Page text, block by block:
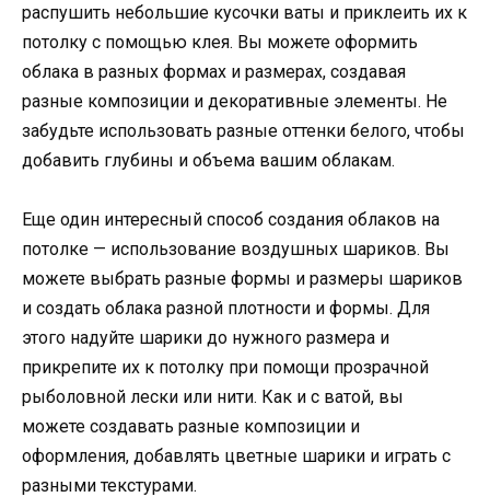
распушить небольшие кусочки ваты и приклеить их к
потолку с помощью клея. Вы можете оформить
облака в разных формах и размерах, создавая
разные композиции и декоративные элементы. Не
забудьте использовать разные оттенки белого, чтобы
добавить глубины и объема вашим облакам.
Еще один интересный способ создания облаков на
потолке — использование воздушных шариков. Вы
можете выбрать разные формы и размеры шариков
и создать облака разной плотности и формы. Для
этого надуйте шарики до нужного размера и
прикрепите их к потолку при помощи прозрачной
рыболовной лески или нити. Как и с ватой, вы
можете создавать разные композиции и
оформления, добавлять цветные шарики и играть с
разными текстурами.